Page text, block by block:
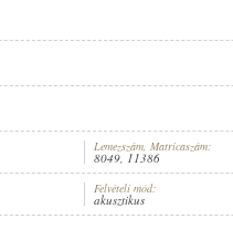
,HORTHY SÁNDOR,ISMERETLEN
Lemezszám, Matricaszám:
8049, 11386
Felvételi mód:
akusztikus